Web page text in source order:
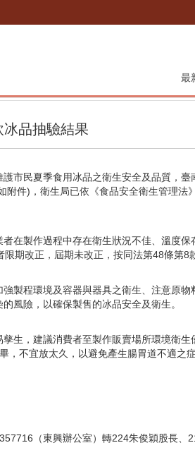
最
品抽驗結果
市民夏季食用冰品之衛生安全及品質，
件)，衛生局已依《食品安全衛生管理
在製作過程中存在衛生狀況不佳、溫度
期改正，屆期未改正，按同法第48條第8
製程環境及容器與器具之衛生、注意原
風險，以確保製售的冰品安全及衛生。
生，建議消費者至製作販賣場所環境衛
，不宜放太久，以避免產生腸胃道不適
（東興辦公室）轉224朱俊穎股長、